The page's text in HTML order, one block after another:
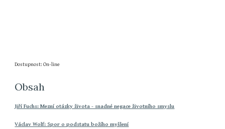
Dostupnost: On-line
Obsah
Jiří Fuchs: Mezní otázky života - snadné negace životního smyslu
Václav Wolf: Spor o podstatu božího myšlení